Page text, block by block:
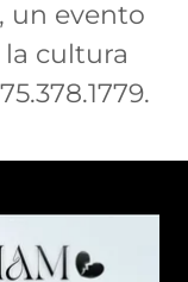
un evento
la cultura